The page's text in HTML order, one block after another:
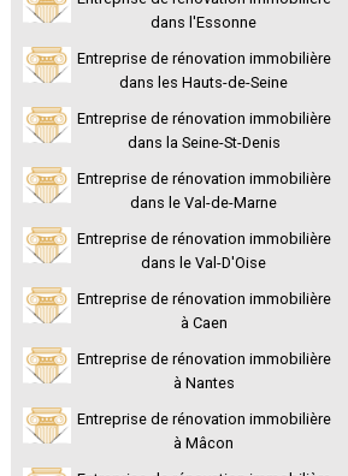
dans l'Essonne
Entreprise de rénovation immobilière
dans les Hauts-de-Seine
Entreprise de rénovation immobilière
dans la Seine-St-Denis
Entreprise de rénovation immobilière
dans le Val-de-Marne
Entreprise de rénovation immobilière
dans le Val-D'Oise
Entreprise de rénovation immobilière
à Caen
Entreprise de rénovation immobilière
à Nantes
Entreprise de rénovation immobilière
à Mâcon